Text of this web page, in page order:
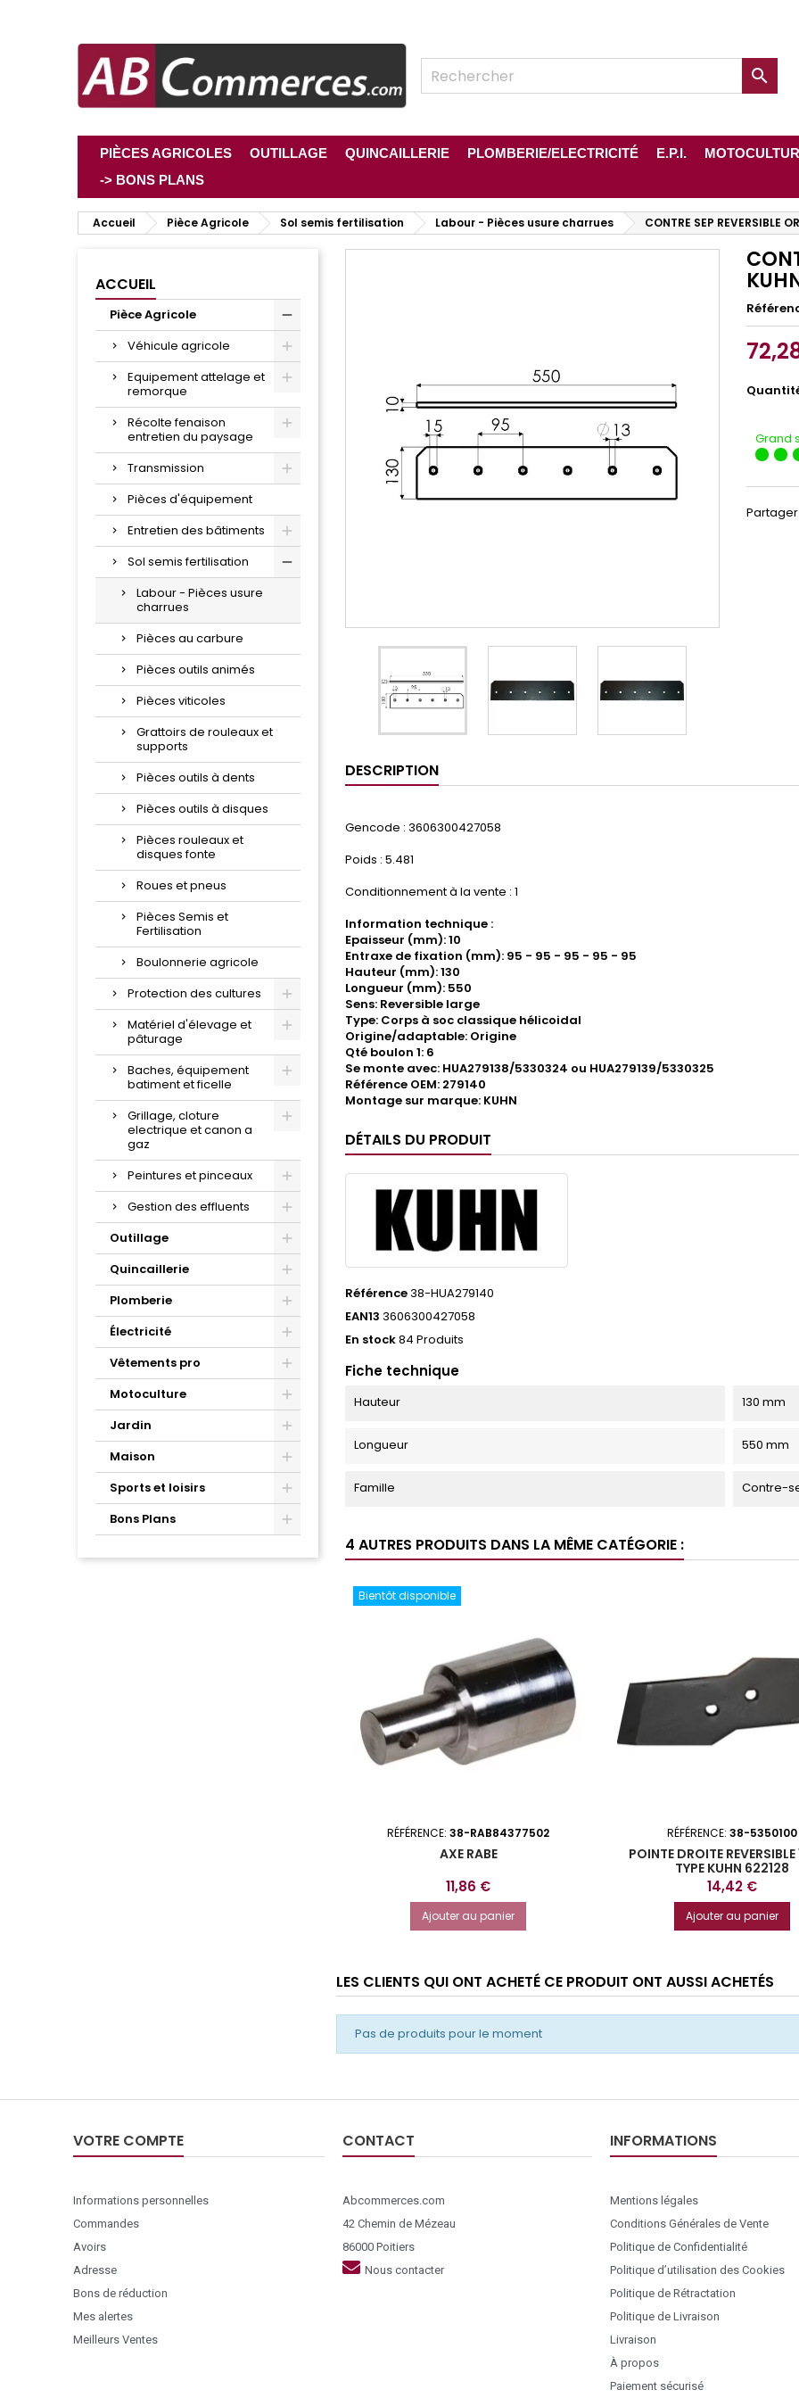

PIÈCES AGRICOLES OUTILLAGE QUINCAILLERIE PLOMBERIE/ELECTRICITÉ E.P.I.
-> BONS PLANS
Accueil Pièce Agricole Sol semis fertilisation Labour - Pièces usure charrues CONTRE SEP REVERSIBLE
ACCUEIL
Pièce Agricole
Véhicule agricole
Equipement attelage et
remorque
Récolte fenaison
entretien du paysage
Transmission
Pièces d'équipement
Entretien des bâtiments
Sol semis fertilisation
Labour - Pièces usure
charrues
Pièces au carbure
Pièces outils animés
Pièces viticoles
Grattoirs de rouleaux et
supports
Pièces outils à dents
Pièces outils à disques
Pièces rouleaux et
disques fonte
Roues et pneus
Pièces Semis et
Fertilisation
Boulonnerie agricole
Protection des cultures
Matériel d'élevage et
pâturage
Baches, équipement
batiment et ficelle
Grillage, cloture
electrique et canon a
gaz
Peintures et pinceaux
Gestion des effluents
Outillage
Quincaillerie
Plomberie
Électricité
Vêtements pro
Motoculture
Jardin
Maison
Sports et loisirs
Bons Plans
Grand
Partager
DESCRIPTION
Gencode : 3606300427058
Poids : 5.481
Conditionnement à la vente : 1
Information technique :
Epaisseur (mm): 10
Entraxe de fixation (mm): 95 - 95 - 95 - 95 - 95
Hauteur (mm): 130
Longueur (mm): 550
Sens: Reversible large
Type: Corps à soc classique hélicoidal
Origine/adaptable: Origine
Qté boulon 1: 6
Se monte avec: HUA279138/5330324 ou HUA279139/5330325
Référence OEM: 279140
Montage sur marque: KUHN
DÉTAILS DU PRODUIT
Référence38-HUA279140
EAN13 3606300427058
En stock84 Produits
Fiche technique
Hauteur 130 mm
Longueur 550 mm
Famille Contre-
4 AUTRES PRODUITS DANS LA MÊME CATÉGORIE :
Bientôt disponible
RÉFÉRENCE: 38-RAB84377502
AXE RABE
Prix
11,86 €
Ajouter au panier
RÉFÉRENCE: 38-5350100
POINTE DROITE
TYPE KUHN 622128
Prix
14,42 €
Ajouter au panier
LES CLIENTS QUI ONT ACHETÉ CE PRODUIT ONT AUSSI ACHETÉS
Pas de produits pour le moment
VOTRE COMPTE
Informations personnelles
Commandes
Avoirs
Adresse
Bons de réduction
Mes alertes
Meilleurs Ventes
CONTACT
Abcommerces.com
42 Chemin de Mézeau
86000 Poitiers
Nous contacter
INFORMATIONS
Mentions légales
Conditions Générales de Vente
Politique de Confidentialité
Politique d’utilisation des Cookies
Politique de Rétractation
Politique de Livraison
Livraison
À propos
Paiement sécurisé